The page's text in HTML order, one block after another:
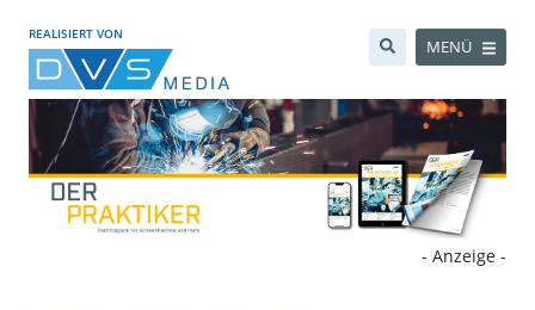
REALISIERT VON
MENÜ
- Anzeige -